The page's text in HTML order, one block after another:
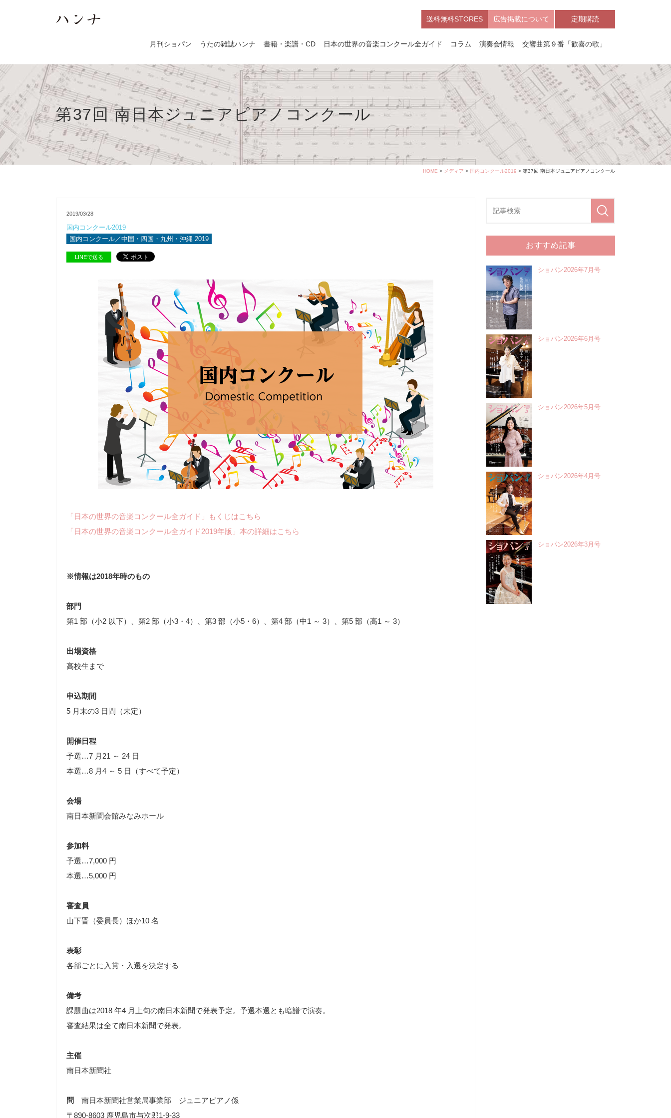
送料無料STORES 広告掲載について 定期購読
月刊ショパン うたの雑誌ハンナ 書籍・楽譜・CD 日本の世界の音楽コンクール全ガイド コラム 演奏会情報 交響曲第９番「歓喜の歌」
第37回 南日本ジュニアピアノコンクール
HOME > メディア > 国内コンクール2019 > 第37回 南日本ジュニアピアノコンクール
2019/03/28
国内コンクール2019
国内コンクール／中国・四国・九州・沖縄 2019
LINEで送る
「日本の世界の音楽コンクール全ガイド」もくじはこちら
「日本の世界の音楽コンクール全ガイド2019年版」本の詳細はこちら
※情報は2018年時のもの
部門
第1 部（小2 以下）、第2 部（小3・4）、第3 部（小5・6）、第4 部（中1 ～ 3）、第5 部（高1 ～ 3）
出場資格
高校生まで
申込期間
5 月末の3 日間（未定）
開催日程
予選…7 月21 ～ 24 日
本選…8 月4 ～ 5 日（すべて予定）
会場
南日本新聞会館みなみホール
参加料
予選…7,000 円
本選…5,000 円
審査員
山下晋（委員長）ほか10 名
表彰
各部ごとに入賞・入選を決定する
備考
課題曲は2018 年4 月上旬の南日本新聞で発表予定。予選本選とも暗譜で演奏。
審査結果は全て南日本新聞で発表。
主催
南日本新聞社
問 南日本新聞社営業局事業部 ジュニアピアノ係
〒890-8603 鹿児島市与次郎1-9-33
おすすめ記事
ショパン2026年7月号
ショパン2026年6月号
ショパン2026年5月号
ショパン2026年4月号
ショパン2026年3月号